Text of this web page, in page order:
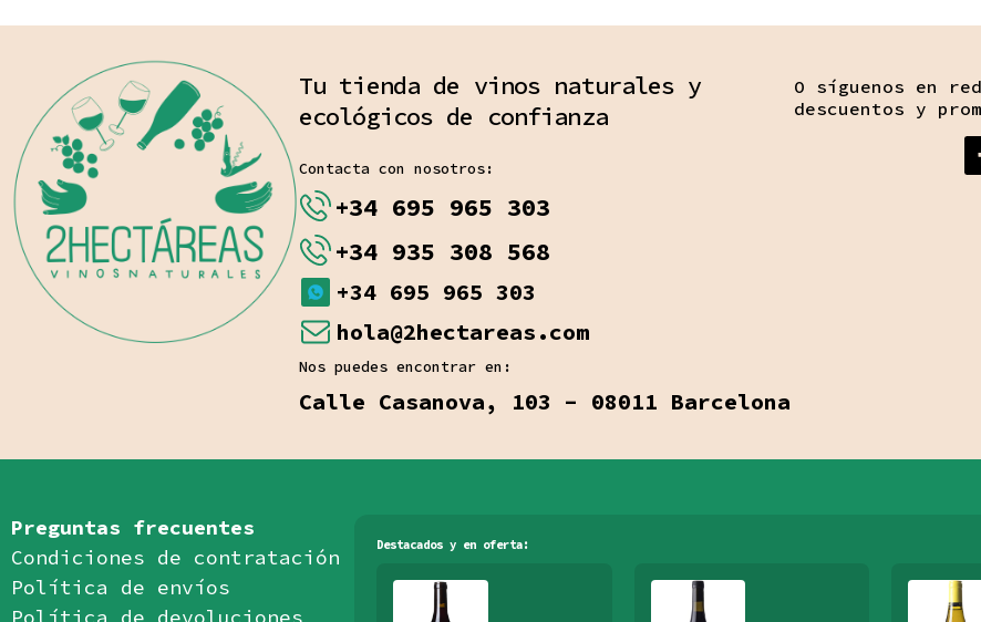
Tu tienda de vinos naturales y
ecológicos de confianza
Contacta con nosotros:
+34 695 965 303
+34 935 308 568
+34 695 965 303
hola@2hectareas.com
Nos puedes encontrar en:
Calle Casanova, 103 - 08011 Barcelona
O síguenos en
descuentos y
Preguntas frecuentes
Condiciones de contratación
Política de envíos
Destacados y en oferta: